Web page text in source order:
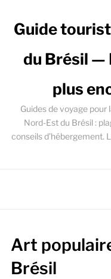
Guide
du Brésil —
plus
Guides de voyage pour
Nord-Est du Brésil :
conseils d’hébergement.
Art
Brésil